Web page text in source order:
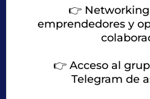
👉
emprendedores y
👉 Acceso al
Telegram de